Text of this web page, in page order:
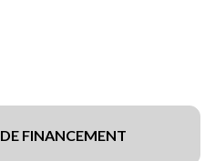
FINANCEMENT